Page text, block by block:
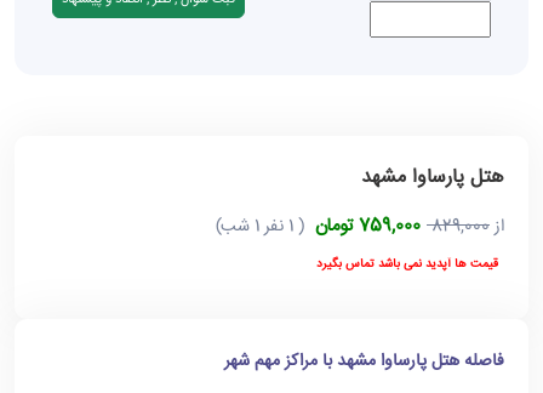
هتل پارساوا مشهد
از829,000 759,000 تومان ( 1 نفر 1 شب)
قیمت ها آپدید نمی باشد تماس بگیرد
فاصله هتل پارساوا مشهد با مراکز مهم شهر